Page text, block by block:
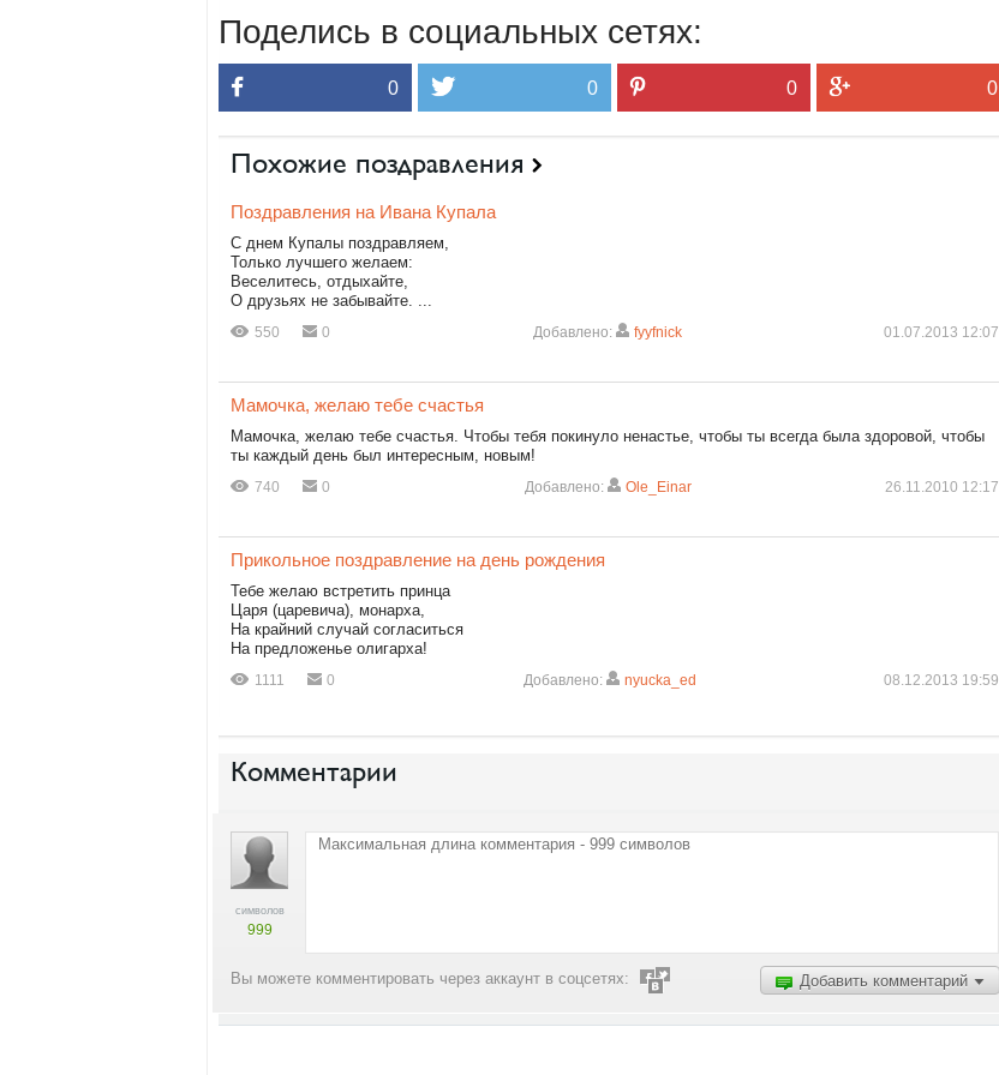
Поделись в социальных сетях:
0 0 0 0
Похожие поздравления
Поздравления на Ивана Купала
С днем Купалы поздравляем,
Только лучшего желаем:
Веселитесь, отдыхайте,
О друзьях не забывайте. ...
550 0 Добавлено: fyyfnick 01.07.2013 12:07
Мамочка, желаю тебе счастья
Мамочка, желаю тебе счастья. Чтобы тебя покинуло ненастье, чтобы ты всегда была здоровой, чтобы
ты каждый день был интересным, новым!
740 0 Добавлено: Ole_Einar 26.11.2010 12:17
Прикольное поздравление на день рождения
Тебе желаю встретить принца
Царя (царевича), монарха,
На крайний случай согласиться
На предложенье олигарха!
1111 0 Добавлено: nyucka_ed 08.12.2013 19:59
Комментарии
символов
999
Добавить комментарий
Вы можете комментировать через аккаунт в соцсетях: